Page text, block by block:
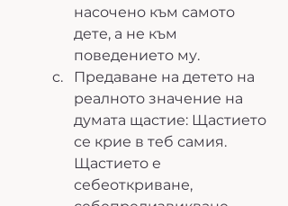
насочено към самото
дете, а не към
поведението му.
Предаване на детето на
реалното значение на
думата щастие: Щастието
се крие в теб самия.
Щастието е
себеоткриване,